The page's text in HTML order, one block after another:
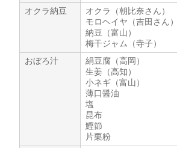
オクラ納豆
オクラ（朝比奈さん）
モロヘイヤ（吉田さん）
納豆（富山）
梅干ジャム（寺子）
おぼろ汁
絹豆腐（高岡）
生姜（高知）
小ネギ（富山）
薄口醤油
塩
昆布
鰹節
片栗粉